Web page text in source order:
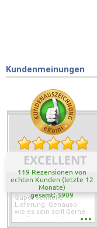
Kundenmeinungen
EXCELLENT
119 Rezensionen von
echten Kunden (letzte 12
Monate)
gesamt: 3909
Super schnelle
Lieferung. Genauso
wie es sein soll! Gerne
wieder wenn ich was